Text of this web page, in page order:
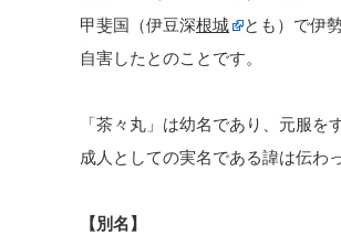
甲斐国（伊豆深根城
とも）で伊
自害したとのことです。
「茶々丸」は幼名であり、元服を
成人としての実名である諱は伝わ
【別名】